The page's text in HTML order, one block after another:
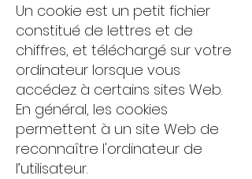
Un cookie est un petit fichier
constitué de lettres et de
chiffres, et téléchargé sur votre
ordinateur lorsque vous
accédez à certains sites Web.
En général, les cookies
permettent à un site Web de
reconnaître l'ordinateur de
l’utilisateur.